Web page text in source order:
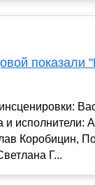
показали
исполнители:
Коробицин,
Г...